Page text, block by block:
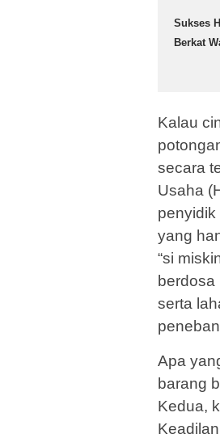
Sukses
Berkat
Kalau
secara
Usaha
yang
“si
berdosa
serta
Apa
barang
Kedua,